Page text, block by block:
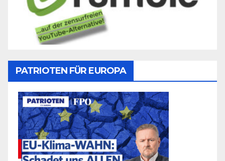
PATRIOTEN FÜR EUROPA